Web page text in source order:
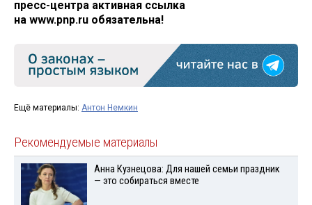
пресс-центра активная ссылка
на www.pnp.ru обязательна!
Ещё материалы: Антон Немкин
Рекомендуемые материалы
Анна Кузнецова: Для нашей семьи праздник
— это собираться вместе